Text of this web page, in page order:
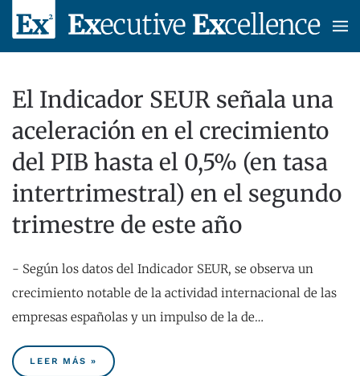
Skip to main content
El Indicador SEUR señala una
aceleración en el crecimiento
del PIB hasta el 0,5% (en tasa
intertrimestral) en el segundo
trimestre de este año
- Según los datos del Indicador SEUR, se observa un
crecimiento notable de la actividad internacional de las
empresas españolas y un impulso de la de…
LEER MÁS »